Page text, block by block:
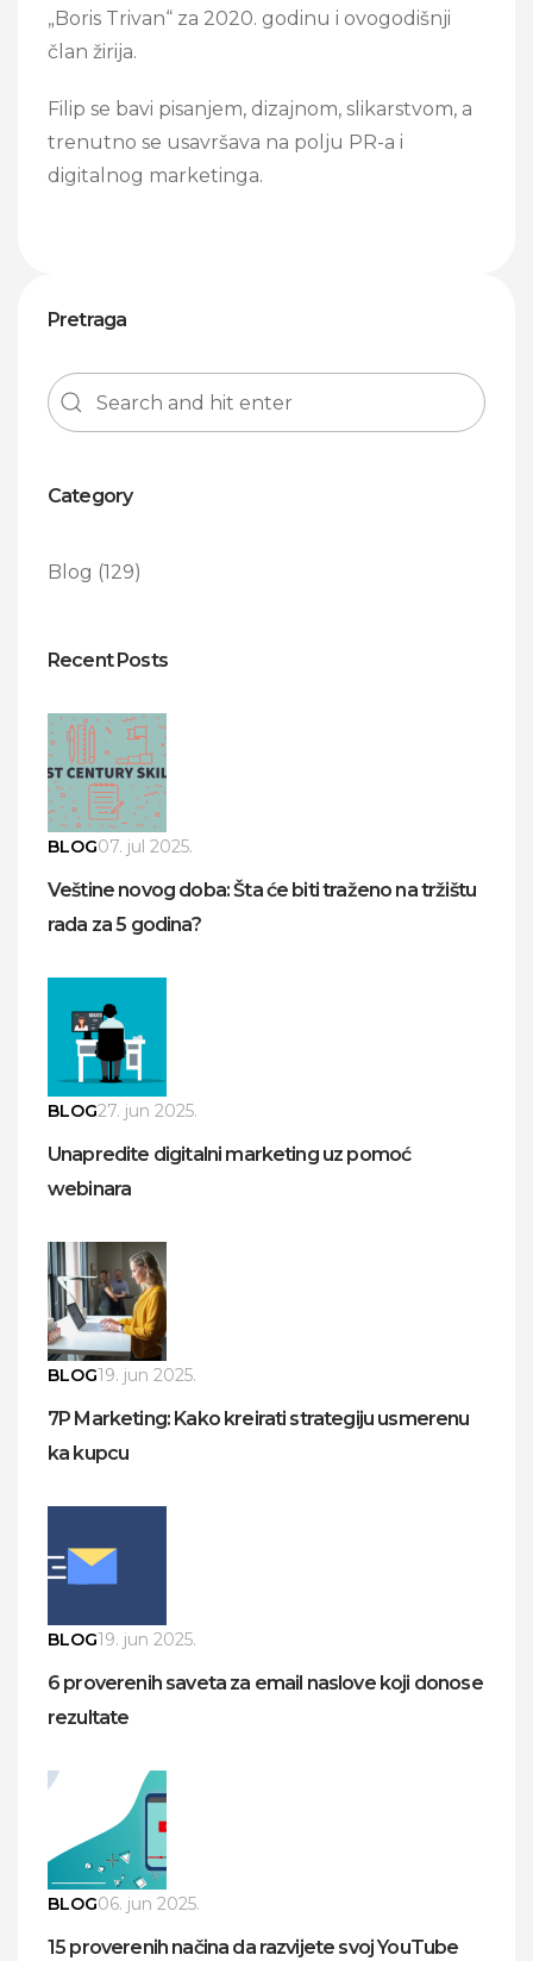
„Boris Trivan“ za 2020. godinu i ovogodišnji
član žirija.
Filip se bavi pisanjem, dizajnom, slikarstvom, a
trenutno se usavršava na polju PR-a i
digitalnog marketinga.
Pretraga
Category
Blog (129)
Recent Posts
BLOG07. jul 2025.
Veštine novog doba: Šta će biti traženo na tržištu
rada za 5 godina?
BLOG27. jun 2025.
Unapredite digitalni marketing uz pomoć
webinara
BLOG19. jun 2025.
7P Marketing: Kako kreirati strategiju usmerenu
ka kupcu
BLOG19. jun 2025.
6 proverenih saveta za email naslove koji donose
rezultate
BLOG06. jun 2025.
15 proverenih načina da razvijete svoj YouTube